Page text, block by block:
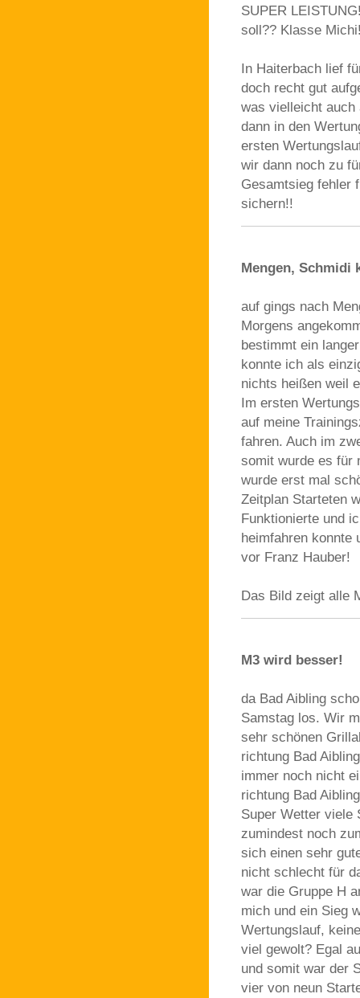
SUPER
soll?? Klasse
In Haiterbach lief
doch recht gut
was vielleicht auch
dann in den
ersten
wir dann noch zu
Gesamtsieg fehler
sichern!!
Mengen, Schmidi
auf gings nach
Morgens
bestimmt ein
konnte ich als
nichts heißen weil
Im ersten
auf meine
fahren. Auch im
somit wurde es für
wurde erst mal
Zeitplan Starteten
Funktionierte und
heimfahren konnte
vor Franz Hauber!
Das Bild zeigt alle
M3 wird besser!
da Bad Aibling
Samstag los. Wir
sehr schönen
richtung Bad
immer noch nicht
richtung Bad
Super Wetter viele
zumindest noch
sich einen sehr
nicht schlecht für
war die Gruppe H
mich und ein Sieg
Wertungslauf,
viel gewolt? Egal
und somit war der
vier von neun